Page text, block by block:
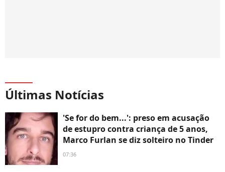
Últimas Notícias
'Se for do bem...': preso em acusação
de estupro contra criança de 5 anos,
Marco Furlan se diz solteiro no Tinder
07:36